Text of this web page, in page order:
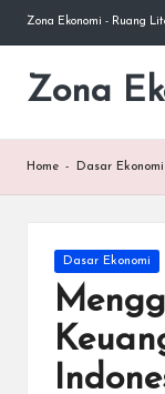
Skip
content
Zona Ekonomi - Ruang
Zona
Ruang
Home - Dasar Ekonomi
Posted
in
Dasar Ekonomi